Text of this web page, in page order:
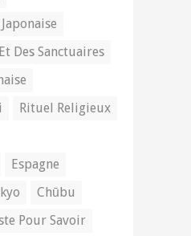
Des Sanctuaires
Rituel Religieux
Espagne
Chūbu
Pour Savoir